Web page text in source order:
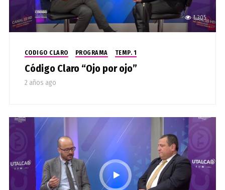
1,305
CODIGO CLARO PROGRAMA TEMP. 1
Código Claro “Ojo por ojo”
2 años ago